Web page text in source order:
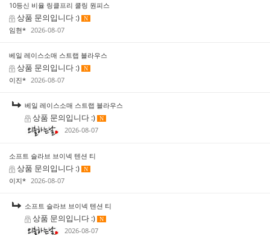
10등신 비율 링클프리 쿨링 원피스
상품 문의입니다 :) N
임현* 2026-08-07
베일 레이스소매 스트랩 블라우스
상품 문의입니다 :) N
이진* 2026-08-07
베일 레이스소매 스트랩 블라우스
상품 문의입니다 :) N
2026-08-07
소프트 슬라브 브이넥 텐션 티
상품 문의입니다 :) N
이지* 2026-08-07
소프트 슬라브 브이넥 텐션 티
상품 문의입니다 :) N
2026-08-07